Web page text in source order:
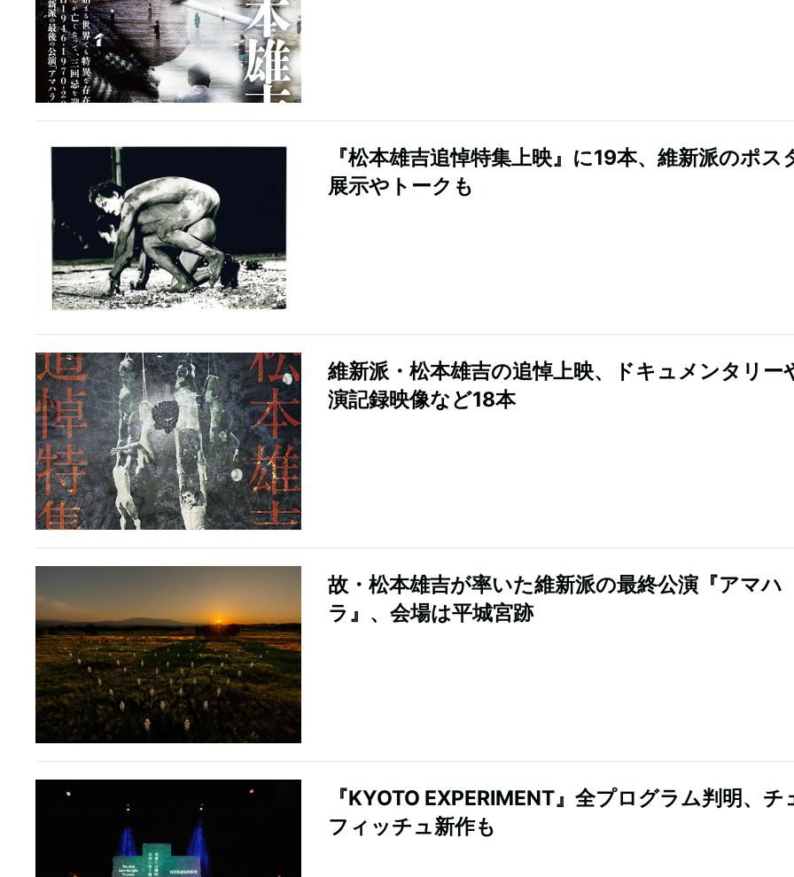
『松本雄吉追悼特集上映』に19本、維新派のポス
展示やトークも
維新派・松本雄吉の追悼上映、ドキュメンタリー
演記録映像など18本
故・松本雄吉が率いた維新派の最終公演『アマハ
ラ』、会場は平城宮跡
『KYOTO EXPERIMENT』全プログラム判明、チ
フィッチュ新作も